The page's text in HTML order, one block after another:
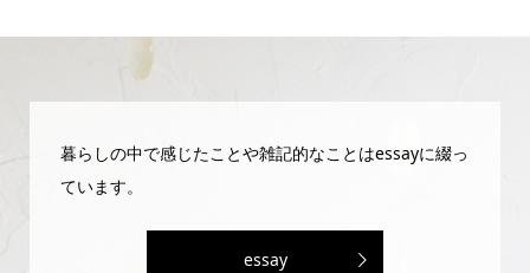
暮らしの中で感じたことや雑記的なことはessayに綴っ
ています。
essay